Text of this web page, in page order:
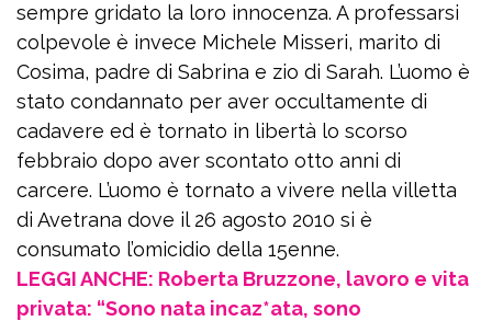
sempre gridato la loro innocenza. A professarsi
colpevole è invece Michele Misseri, marito di
Cosima, padre di Sabrina e zio di Sarah. L’uomo è
stato condannato per aver occultamente di
cadavere ed è tornato in libertà lo scorso
febbraio dopo aver scontato otto anni di
carcere. L’uomo è tornato a vivere nella villetta
di Avetrana dove il 26 agosto 2010 si è
consumato l’omicidio della 15enne.
LEGGI ANCHE: Roberta Bruzzone, lavoro e vita
privata: “Sono nata incaz*ata, sono